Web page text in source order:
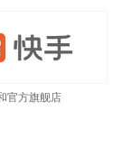
官方旗舰店